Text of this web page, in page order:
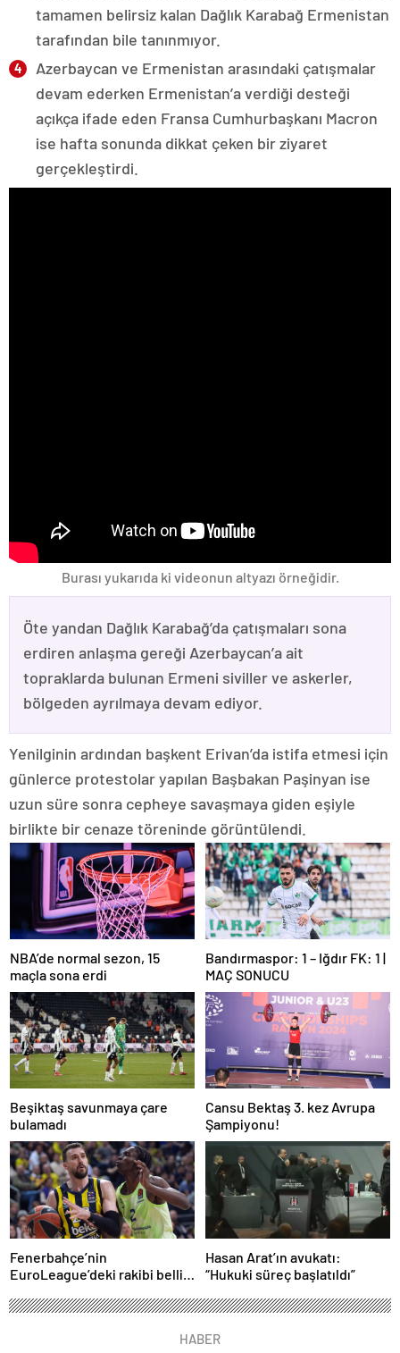
tamamen belirsiz kalan Dağlık Karabağ Ermenistan
tarafından bile tanınmıyor.
Azerbaycan ve Ermenistan arasındaki çatışmalar
devam ederken Ermenistan’a verdiği desteği
açıkça ifade eden Fransa Cumhurbaşkanı Macron
ise hafta sonunda dikkat çeken bir ziyaret
gerçekleştirdi.
Burası yukarıda ki videonun altyazı örneğidir.
Öte yandan Dağlık Karabağ’da çatışmaları sona
erdiren anlaşma gereği Azerbaycan’a ait
topraklarda bulunan Ermeni siviller ve askerler,
bölgeden ayrılmaya devam ediyor.
Yenilginin ardından başkent Erivan’da istifa etmesi için
günlerce protestolar yapılan Başbakan Paşinyan ise
uzun süre sonra cepheye savaşmaya giden eşiyle
birlikte bir cenaze töreninde görüntülendi.
NBA’de normal sezon, 15
maçla sona erdi
Bandırmaspor: 1 – Iğdır FK: 1 |
MAÇ SONUCU
Beşiktaş savunmaya çare
bulamadı
Cansu Bektaş 3. kez Avrupa
Şampiyonu!
Fenerbahçe’nin
EuroLeague’deki rakibi belli
Hasan Arat’ın avukatı:
“Hukuki süreç başlatıldı”
HABER